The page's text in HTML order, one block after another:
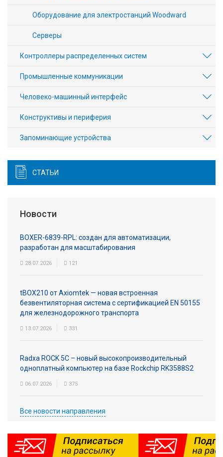
Оборудование для электростанций Woodward
Серверы
Контроллеры распределенных систем
Промышленные коммуникации
Человеко-машинный интерфейс
Конструктивы и периферия
Запоминающие устройства
СТАТЬИ
Новости
BOXER-6839-RPL: создан для автоматизации,
разработан для масштабирования
28.07.2026 121
tBOX210 от Axiomtek — новая встроенная
безвентиляторная система с сертификацией EN 50155
для железнодорожного транспорта
13.07.2026 331
Radxa ROCK 5C – новый высокопроизводительный
одноплатный компьютер на базе Rockchip RK3588S2
06.07.2026 375
Все новости направления